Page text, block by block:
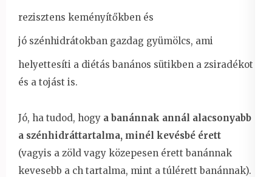
rezisztens keményítőkben és
jó szénhidrátokban gazdag gyümölcs, ami
helyettesíti a diétás banános sütikben a zsiradékot
és a tojást is.
Jó, ha tudod, hogy a banánnak annál alacsonyabb
a szénhidráttartalma, minél kevésbé érett
(vagyis a zöld vagy közepesen érett banánnak
kevesebb a ch tartalma, mint a túlérett banánnak).